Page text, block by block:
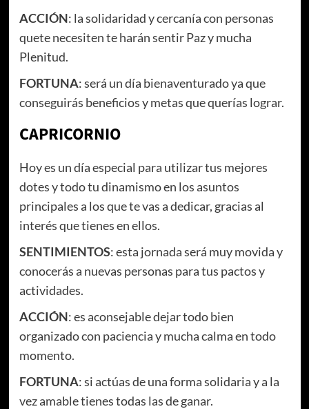
ACCIÓN: la solidaridad y cercanía con personas
quete necesiten te harán sentir Paz y mucha
Plenitud.
FORTUNA: será un día bienaventurado ya que
conseguirás beneficios y metas que querías lograr.
CAPRICORNIO
Hoy es un día especial para utilizar tus mejores
dotes y todo tu dinamismo en los asuntos
principales a los que te vas a dedicar, gracias al
interés que tienes en ellos.
SENTIMIENTOS: esta jornada será muy movida y
conocerás a nuevas personas para tus pactos y
actividades.
ACCIÓN: es aconsejable dejar todo bien
organizado con paciencia y mucha calma en todo
momento.
FORTUNA: si actúas de una forma solidaria y a la
vez amable tienes todas las de ganar.